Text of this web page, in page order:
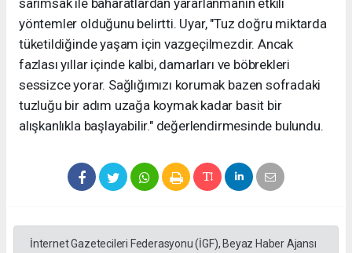
sarımsak ile baharatlardan yararlanmanın etkili
yöntemler olduğunu belirtti. Uyar, "Tuz doğru miktarda
tüketildiğinde yaşam için vazgeçilmezdir. Ancak
fazlası yıllar içinde kalbi, damarları ve böbrekleri
sessizce yorar. Sağlığımızı korumak bazen sofradaki
tuzluğu bir adım uzağa koymak kadar basit bir
alışkanlıkla başlayabilir." değerlendirmesinde bulundu.
İnternet Gazetecileri Federasyonu (İGF), Beyaz Haber Ajansı